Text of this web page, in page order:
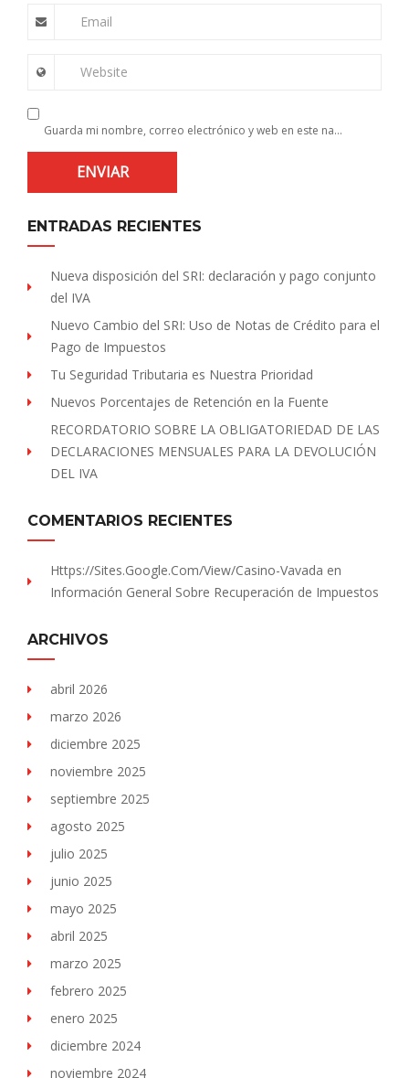
Email
Website
Guarda mi nombre, correo electrónico y web en este navegador para la próxima vez que comente.
ENTRADAS RECIENTES
Nueva disposición del SRI: declaración y pago conjunto
del IVA
Nuevo Cambio del SRI: Uso de Notas de Crédito para el
Pago de Impuestos
Tu Seguridad Tributaria es Nuestra Prioridad
Nuevos Porcentajes de Retención en la Fuente
RECORDATORIO SOBRE LA OBLIGATORIEDAD DE LAS
DECLARACIONES MENSUALES PARA LA DEVOLUCIÓN
DEL IVA
COMENTARIOS RECIENTES
Https://sites.Google.com/view/Casino-Vavada en
Información General Sobre Recuperación de Impuestos
ARCHIVOS
abril 2026
marzo 2026
diciembre 2025
noviembre 2025
septiembre 2025
agosto 2025
julio 2025
junio 2025
mayo 2025
abril 2025
marzo 2025
febrero 2025
enero 2025
diciembre 2024
noviembre 2024